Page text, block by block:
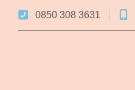
0850 308 3631